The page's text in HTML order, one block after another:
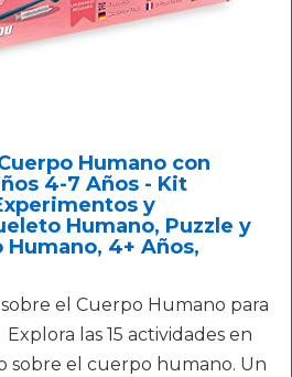
Humano con
4-7 Años - Kit
y
Humano, Puzzle y
4+ Años,
sobre el Cuerpo Humano para
Explora las 15 actividades en
sobre el cuerpo humano. Un